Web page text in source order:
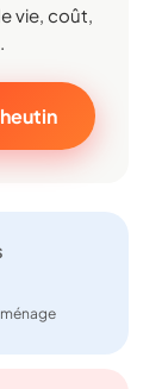
vie, coût,